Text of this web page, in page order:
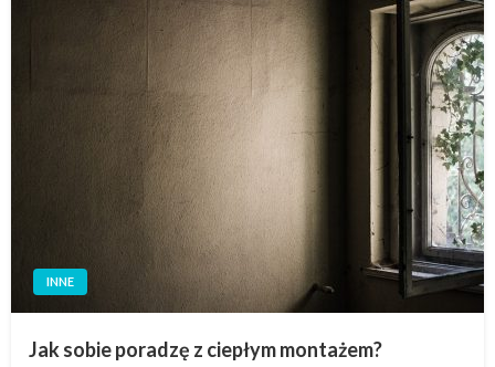
INNE
Jak sobie poradzę z ciepłym montażem?